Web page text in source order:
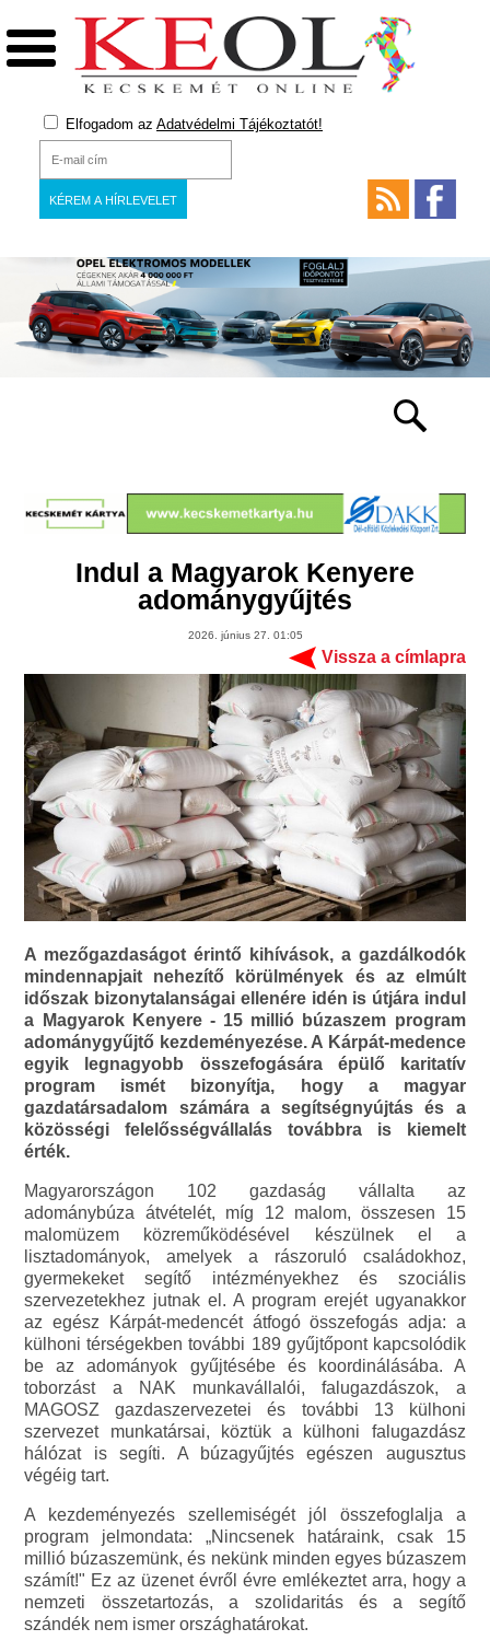
Elfogadom az Adatvédelmi Tájékoztatót!
Indul a Magyarok Kenyere
adománygyűjtés
2026. június 27. 01:05
Vissza a címlapra
A mezőgazdaságot érintő kihívások, a gazdálkodók
mindennapjait nehezítő körülmények és az elmúlt
időszak bizonytalanságai ellenére idén is útjára indul
a Magyarok Kenyere - 15 millió búzaszem program
adománygyűjtő kezdeményezése. A Kárpát-medence
egyik legnagyobb összefogására épülő karitatív
program ismét bizonyítja, hogy a magyar
gazdatársadalom számára a segítségnyújtás és a
közösségi felelősségvállalás továbbra is kiemelt
érték.
Magyarországon 102 gazdaság vállalta az
adománybúza átvételét, míg 12 malom, összesen 15
malomüzem közreműködésével készülnek el a
lisztadományok, amelyek a rászoruló családokhoz,
gyermekeket segítő intézményekhez és szociális
szervezetekhez jutnak el. A program erejét ugyanakkor
az egész Kárpát-medencét átfogó összefogás adja: a
külhoni térségekben további 189 gyűjtőpont kapcsolódik
be az adományok gyűjtésébe és koordinálásába. A
toborzást a NAK munkavállalói, falugazdászok, a
MAGOSZ gazdaszervezetei és további 13 külhoni
szervezet munkatársai, köztük a külhoni falugazdász
hálózat is segíti. A búzagyűjtés egészen augusztus
végéig tart.
A kezdeményezés szellemiségét jól összefoglalja a
program jelmondata: „Nincsenek határaink, csak 15
millió búzaszemünk, és nekünk minden egyes búzaszem
számít!" Ez az üzenet évről évre emlékeztet arra, hogy a
nemzeti összetartozás, a szolidaritás és a segítő
szándék nem ismer országhatárokat.